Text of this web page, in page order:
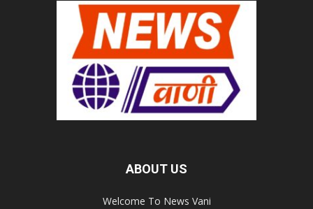
ABOUT US
Welcome To News Vani